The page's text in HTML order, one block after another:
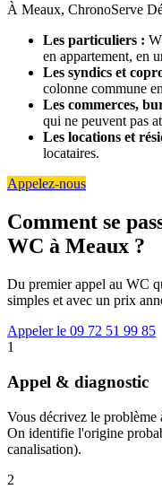
À Meaux, ChronoServe
Les particuliers :
en appartement, en
Les syndics et
colonne commune
Les commerces,
qui ne peuvent pas
Les locations et
locataires.
Appelez-nous
Comment se
WC à Meaux ?
Du premier appel au WC
simples et avec un prix
Appeler le 09 72 51 99 85
1
Appel & diagnostic
Vous décrivez le problème
On identifie l'origine
canalisation).
2